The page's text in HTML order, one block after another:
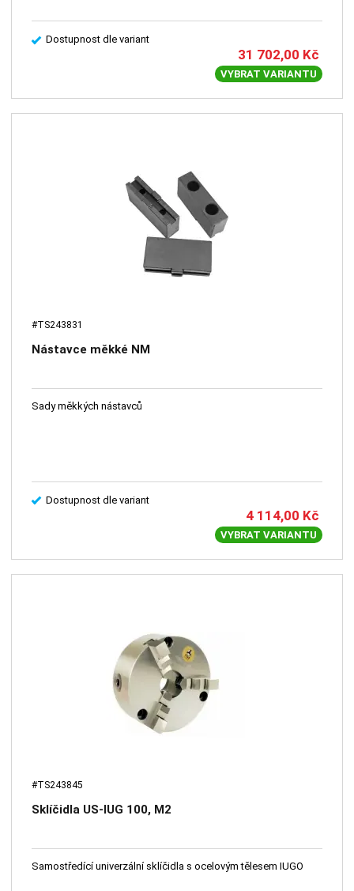
Dostupnost dle variant
31 702,00 Kč
VYBRAT VARIANTU
#TS243831
Nástavce měkké NM
Sady měkkých nástavců
Dostupnost dle variant
4 114,00 Kč
VYBRAT VARIANTU
#TS243845
Sklíčidla US-IUG 100, M2
Samostředící univerzální sklíčidla s ocelovým tělesem IUGO